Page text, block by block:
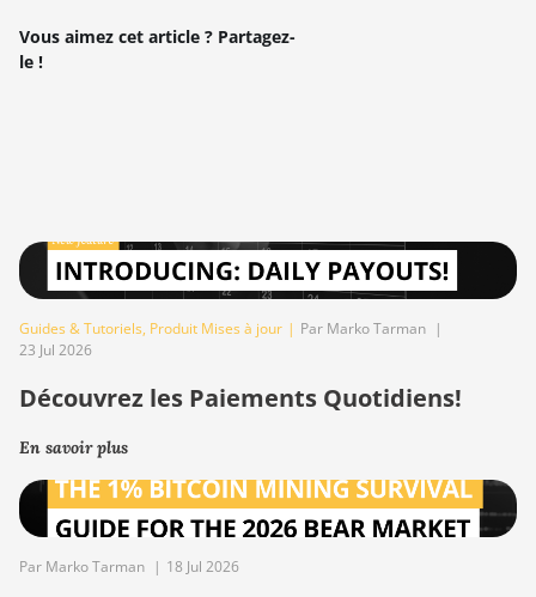
Vous aimez cet article ? Partagez-
le !
Guides & Tutoriels, Produit Mises à jour | Par Marko Tarman |
23 Jul 2026
Découvrez les Paiements Quotidiens!
En savoir plus
Par Marko Tarman | 18 Jul 2026